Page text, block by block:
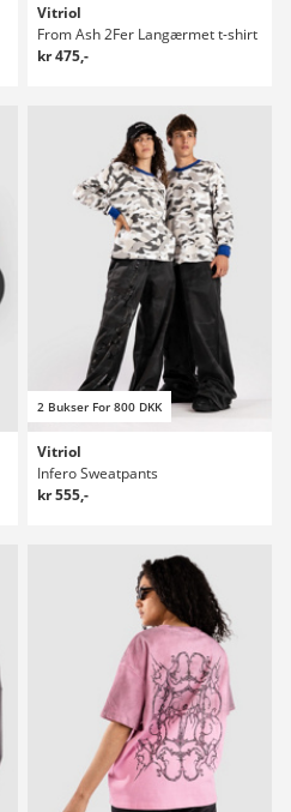
Vitriol
From Ash 2Fer Langærmet t-shirt
kr 475,-
2 Bukser For 800 DKK
Vitriol
Infero Sweatpants
kr 555,-